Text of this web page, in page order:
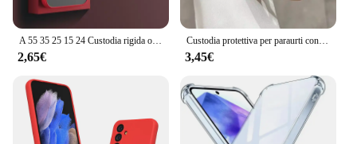
A 55 35 25 15 24 Custodia rigida opaca per Samsung Galaxy A55 A35 A25 A15 A24 A14 A54 A34 A05s 4g 5g Cover posteriore satinata in silicone 34 54
2,65€
Custodia protettiva per paraurti con lente magnetica in metallo di lusso per iPhone 16 15 14 13 12 11 Pro Max 16 Plus Cover rigida trasparente con ricarica wireless
3,45€